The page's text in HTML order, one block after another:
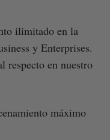
ilimitado en la
y Enterprises.
respecto en nuestro
máximo